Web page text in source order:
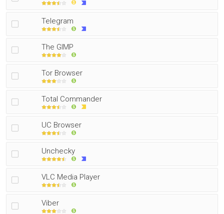
Telegram
The GIMP
Tor Browser
Total Commander
UC Browser
Unchecky
VLC Media Player
Viber